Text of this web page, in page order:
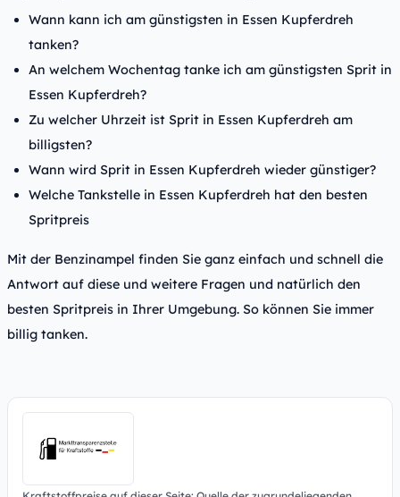
Wann kann ich am günstigsten in Essen Kupferdreh
tanken?
An welchem Wochentag tanke ich am günstigsten Sprit in
Essen Kupferdreh?
Zu welcher Uhrzeit ist Sprit in Essen Kupferdreh am
billigsten?
Wann wird Sprit in Essen Kupferdreh wieder günstiger?
Welche Tankstelle in Essen Kupferdreh hat den besten
Spritpreis
Mit der Benzinampel finden Sie ganz einfach und schnell die
Antwort auf diese und weitere Fragen und natürlich den
besten Spritpreis in Ihrer Umgebung. So können Sie immer
billig tanken.